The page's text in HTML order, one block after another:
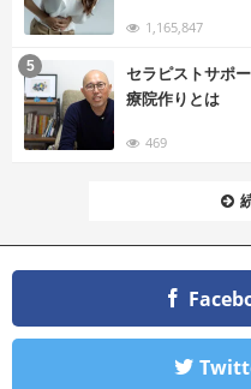
1,165,847
セラピストサポ
療院作りとは
469
5